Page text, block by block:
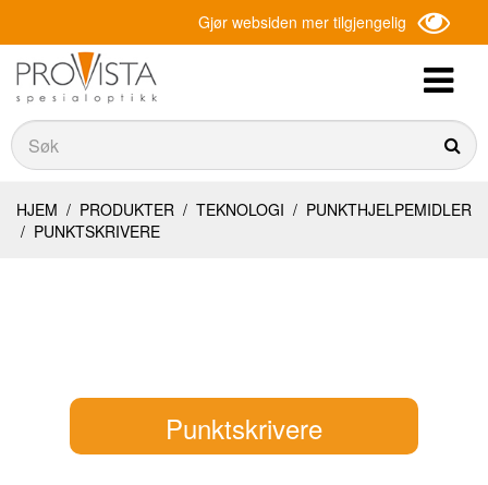
Gjør websiden mer tilgjengelig
Søk
Søk
HJEM / PRODUKTER / TEKNOLOGI / PUNKTHJELPEMIDLER
/ PUNKTSKRIVERE
Punktskrivere